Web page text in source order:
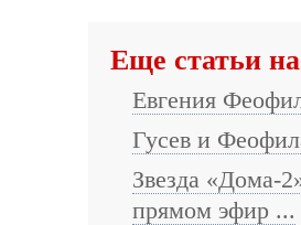
Еще статьи
Евгения
Гусев и
Звезда «Дома-
прямом эфир ...